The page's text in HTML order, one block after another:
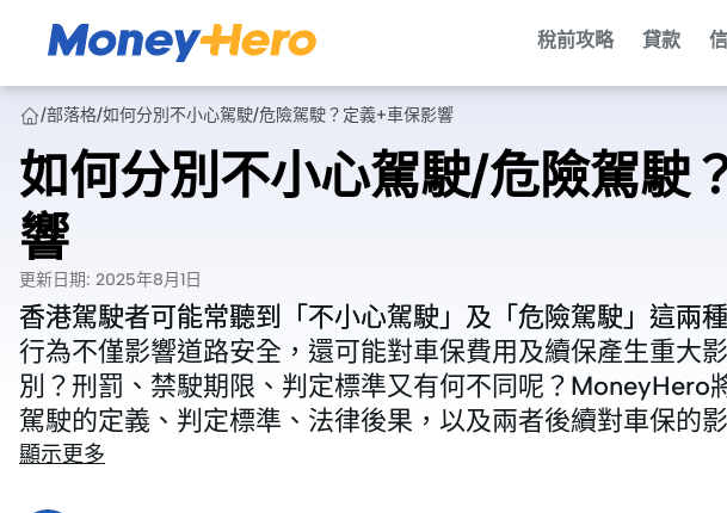
稅前攻略 貸款
/部落格/如何分別不小心駕駛/危險駕駛？定義+車保影響
如何分別不小心駕駛/危險駕駛
響
更新日期: 2025年8月1日
香港駕駛者可能常聽到「不小心駕駛」及「危險駕駛」這兩
行為不僅影響道路安全，還可能對車保費用及續保產生重大
別？刑罰、禁駛期限、判定標準又有何不同呢？MoneyHero
駕駛的定義、判定標準、法律後果，以及兩者後續對車保的
香港駕駛者可能常聽到「不小心駕駛」及「危險駕駛」這兩
行為不僅影響道路安全，還可能對車保費用及續保產生重大
別？刑罰、禁駛期限、判定標準又有何不同呢？MoneyHero
駕駛的定義、判定標準、法律後果，以及兩者後續對車保的
顯示更多